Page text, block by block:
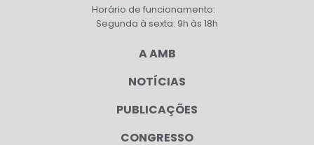
Horário de funcionamento:
Segunda à sexta: 9h às 18h
A AMB
NOTÍCIAS
PUBLICAÇÕES
CONGRESSO